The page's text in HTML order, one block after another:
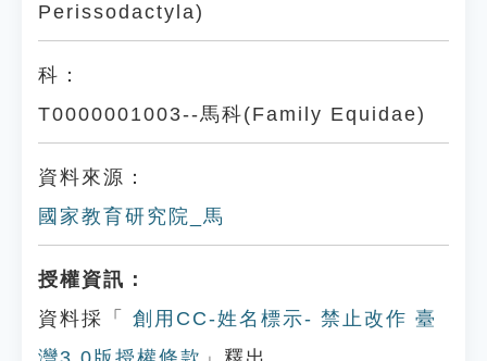
Perissodactyla)
科：
T0000001003--馬科(Family Equidae)
資料來源：
國家教育研究院_馬
授權資訊：
資料採「
創用CC-姓名標示- 禁止改作 臺